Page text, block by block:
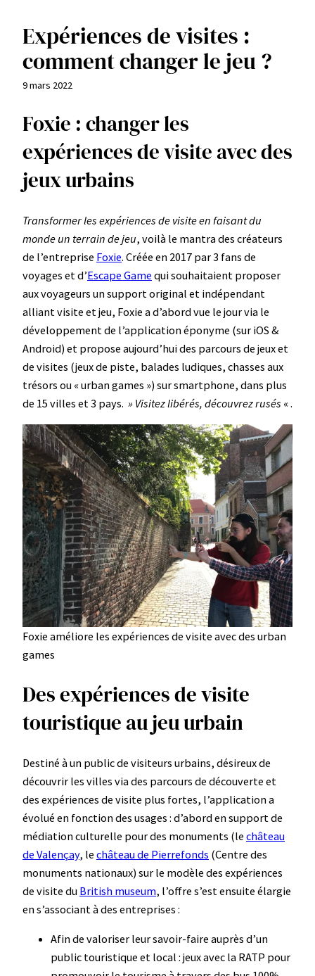
Expériences de visites :
comment changer le jeu ?
9 mars 2022
Foxie : changer les
expériences de visite avec des
jeux urbains
Transformer les expériences de visite en faisant du
monde un terrain de jeu, voilà le mantra des créateurs
de l’entreprise Foxie. Créée en 2017 par 3 fans de
voyages et d’Escape Game qui souhaitaient proposer
aux voyageurs un support original et indépendant
alliant visite et jeu, Foxie a d’abord vue le jour via le
développement de l’application éponyme (sur iOS &
Android) et propose aujourd’hui des parcours de jeux et
de visites (jeux de piste, balades ludiques, chasses aux
trésors ou « urban games ») sur smartphone, dans plus
de 15 villes et 3 pays. » Visitez libérés, découvrez rusés « .
Foxie améliore les expériences de visite avec des urban
games
Des expériences de visite
touristique au jeu urbain
Destiné à un public de visiteurs urbains, désireux de
découvrir les villes via des parcours de découverte et
des expériences de visite plus fortes, l’application a
évolué en fonction des usages : d’abord en support de
médiation culturelle pour des monuments (le château
de Valençay, le château de Pierrefonds (Centre des
monuments nationaux) sur le modèle des expériences
de visite du British museum, l’offre s’est ensuite élargie
en s’associant à des entreprises :
Afin de valoriser leur savoir-faire auprès d’un
public touristique et local : jeux avec la RATP pour